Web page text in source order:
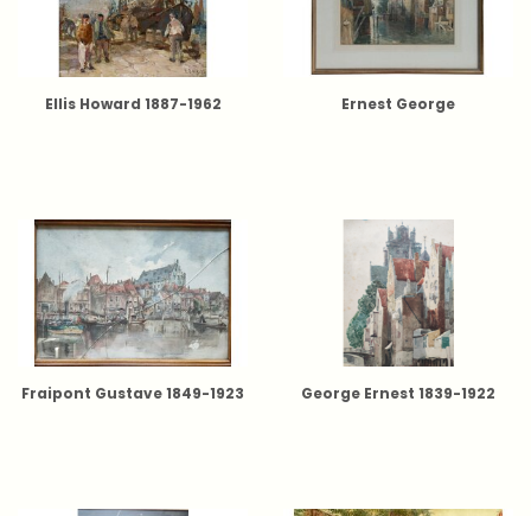
Ellis Howard 1887-1962 Ernest George
Fraipont Gustave 1849-1923 George Ernest 1839-1922